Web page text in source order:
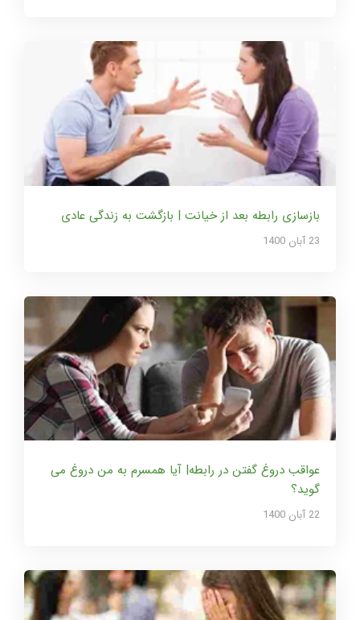
بازسازی رابطه بعد از خیانت | بازگشت به زندگی عادی
23 آبان 1400
عواقب دروغ گفتن در رابطه| آیا همسرم به من دروغ می
گوید؟
22 آبان 1400